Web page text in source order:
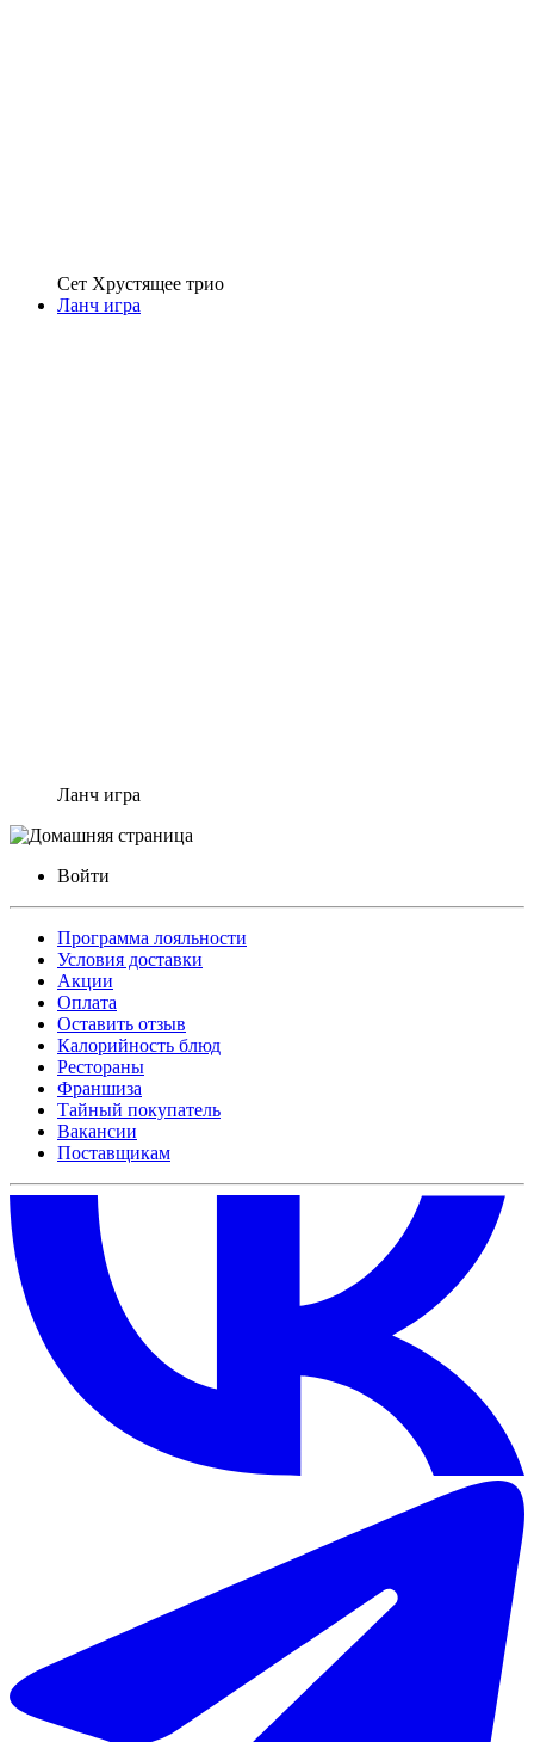
Сет Хрустящее трио
Ланч игра
Ланч игра
Войти
Программа лояльности
Условия доставки
Акции
Оплата
Оставить отзыв
Калорийность блюд
Рестораны
Франшиза
Тайный покупатель
Вакансии
Поставщикам